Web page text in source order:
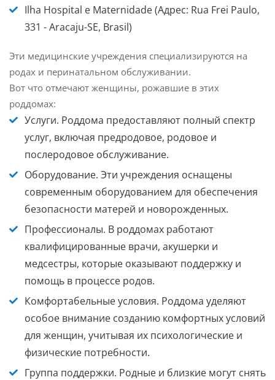
Ilha Hospital e Maternidade(Адрес: Rua Frei Paulo,
331 - Aracaju-SE, Brasil)
Эти медицинские учреждения специализируются на
родах и перинатальном обслуживании.
Вот что отмечают женщины, рожавшие в этих
роддомах:
Услуги. Роддома предоставляют полный спектр
услуг, включая предродовое, родовое и
послеродовое обслуживание.
Оборудование. Эти учреждения оснащены
современным оборудованием для обеспечения
безопасности матерей и новорожденных.
Профессионалы. В роддомах работают
квалифицированные врачи, акушерки и
медсестры, которые оказывают поддержку и
помощь в процессе родов.
Комфортабельные условия. Роддома уделяют
особое внимание созданию комфортных условий
для женщин, учитывая их психологические и
физические потребности.
Группа поддержки. Родные и близкие могут снять